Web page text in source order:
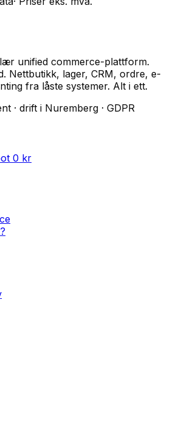
unified commerce-plattform.
Nettbutikk, lager, CRM, ordre, e-
fra låste systemer. Alt i ett.
· drift i Nuremberg · GDPR
0 kr